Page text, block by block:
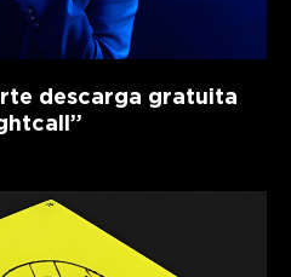
descarga gratuita